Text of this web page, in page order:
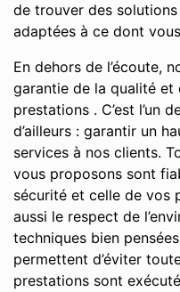
de trouver des
adaptées à ce dont
En dehors de l’écoute,
garantie de la qualité
prestations . C’est l’un
d’ailleurs : garantir un
services à nos clients.
vous proposons sont
sécurité et celle de vos
aussi le respect de
techniques bien
permettent d’éviter
prestations sont